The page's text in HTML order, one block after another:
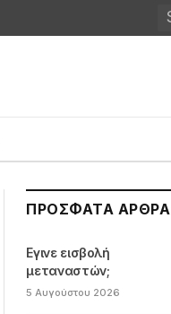
ΠΡΌΣΦΑΤΑ ΆΡΘΡΑ
Εγινε εισβολή
μεταναστών;
5 Αυγούστου 2026